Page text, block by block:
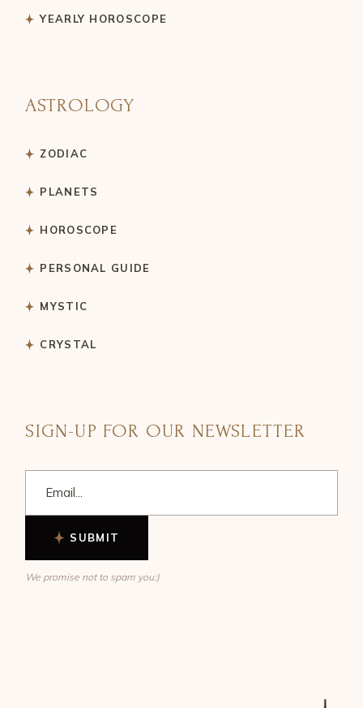
YEARLY HOROSCOPE
ASTROLOGY
ZODIAC
PLANETS
HOROSCOPE
PERSONAL GUIDE
MYSTIC
CRYSTAL
SIGN-UP FOR OUR NEWSLETTER
SUBMIT
We promise not to spam you:)